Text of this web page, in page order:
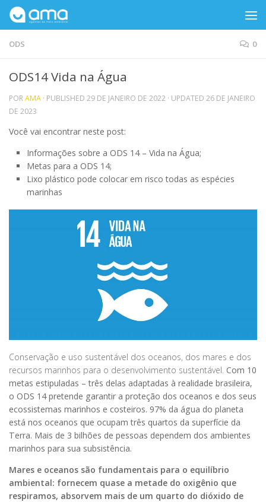
Skip to content
ODS 0
ODS14 Vida na Água
PORAMA · PUBLISHED 29 DE JANEIRO DE 2022 · UPDATED 26 DE JANEIRO
DE 2023
Você vai encontrar neste post:
Informações sobre a ODS 14 – Vida na Água;
Metas para a ODS 14;
Lixo plástico pode colocar em risco todas as espécies
marinhas
Conservação e uso sustentável dos oceanos, dos mares e dos
recursos marinhos para o desenvolvimento sustentável. Com 10
metas estipuladas – três delas adaptadas à realidade brasileira,
o ODS 14 pretende garantir a proteção dos oceanos e dos seus
ecossistemas marinhos e costeiros. 97% da água do planeta
está nos oceanos que ocupam três quartos da superfície da
Terra. Mais de 3 bilhões de pessoas dependem dos ambientes
marinhos para sua subsistência.
Mares e oceanos são fundamentais para o equilíbrio
ambiental: fornecem quase a metade do oxigênio que
respiramos, absorvem mais de um quarto do dióxido de